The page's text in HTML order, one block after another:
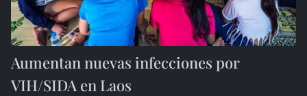
Aumentan nuevas infecciones por
VIH/SIDA en Laos